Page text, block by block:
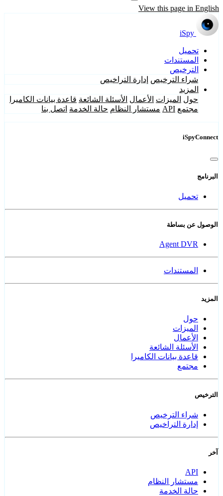
View this page in English
iSpy
تحميل
المستندات
الترخيص
شراء الترخيص إدارة التراخيص
المزيد
حول الميزات الأعمال الأسئلة الشائعة قاعدة بيانات الكاميرا
مجتمع API مستشار النظام حالة الخدمة اتصل بنا
iSpyConnect
البرنامج
تحميل
الوصول عن بساطة
Agent DVR
المستندات
المزيد
حول
الميزات
الأعمال
الأسئلة الشائعة
قاعدة بيانات الكاميرا
مجتمع
الترخيص
شراء الترخيص
إدارة التراخيص
آخر
API
مستشار النظام
حالة الخدمة